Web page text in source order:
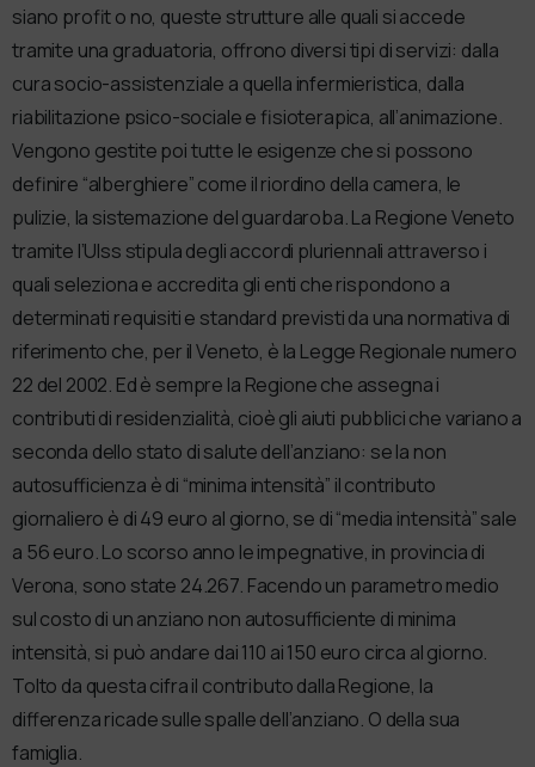
siano profit o no, queste strutture alle quali si accede
tramite una graduatoria, offrono diversi tipi di servizi: dalla
cura socio-assistenziale a quella infermieristica, dalla
riabilitazione psico-sociale e fisioterapica, all’animazione.
Vengono gestite poi tutte le esigenze che si possono
definire “alberghiere” come il riordino della camera, le
pulizie, la sistemazione del guardaroba. La Regione Veneto
tramite l’Ulss stipula degli accordi pluriennali attraverso i
quali seleziona e accredita gli enti che rispondono a
determinati requisiti e standard previsti da una normativa di
riferimento che, per il Veneto, è la Legge Regionale numero
22 del 2002. Ed è sempre la Regione che assegna i
contributi di residenzialità, cioè gli aiuti pubblici che variano a
seconda dello stato di salute dell’anziano: se la non
autosufficienza è di “minima intensità” il contributo
giornaliero è di 49 euro al giorno, se di “media intensità” sale
a 56 euro. Lo scorso anno le impegnative, in provincia di
Verona, sono state 24.267. Facendo un parametro medio
sul costo di un anziano non autosufficiente di minima
intensità, si può andare dai 110 ai 150 euro circa al giorno.
Tolto da questa cifra il contributo dalla Regione, la
differenza ricade sulle spalle dell’anziano. O della sua
famiglia.